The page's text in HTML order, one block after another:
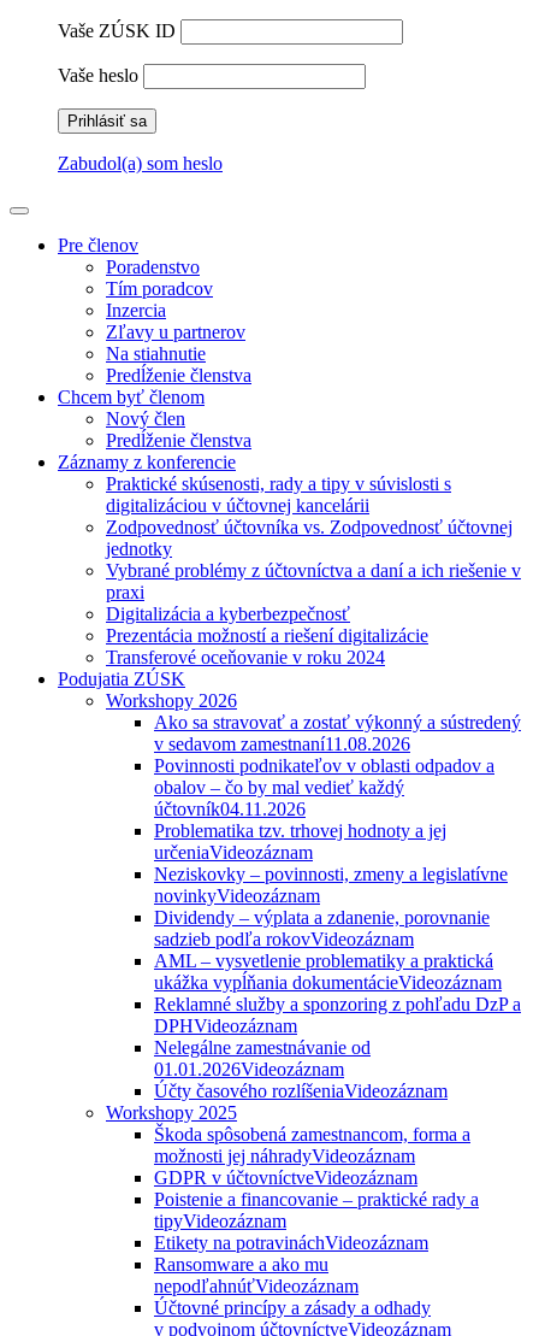
Vaše ZÚSK ID
Vaše heslo
Zabudol(a) som heslo
Pre členov
Poradenstvo
Tím poradcov
Inzercia
Zľavy u partnerov
Na stiahnutie
Predĺženie členstva
Chcem byť členom
Nový člen
Predĺženie členstva
Záznamy z konferencie
Praktické skúsenosti, rady a tipy v súvislosti s
digitalizáciou v účtovnej kancelárii
Zodpovednosť účtovníka vs. Zodpovednosť účtovnej
jednotky
Vybrané problémy z účtovníctva a daní a ich riešenie v
praxi
Digitalizácia a kyberbezpečnosť
Prezentácia možností a riešení digitalizácie
Transferové oceňovanie v roku 2024
Podujatia ZÚSK
Workshopy 2026
Ako sa stravovať a zostať výkonný a sústredený
v sedavom zamestnaní11.08.2026
Povinnosti podnikateľov v oblasti odpadov a
obalov – čo by mal vedieť každý
účtovník04.11.2026
Problematika tzv. trhovej hodnoty a jej
určeniaVideozáznam
Neziskovky – povinnosti, zmeny a legislatívne
novinkyVideozáznam
Dividendy – výplata a zdanenie, porovnanie
sadzieb podľa rokovVideozáznam
AML – vysvetlenie problematiky a praktická
ukážka vypĺňania dokumentácieVideozáznam
Reklamné služby a sponzoring z pohľadu DzP a
DPHVideozáznam
Nelegálne zamestnávanie od
01.01.2026Videozáznam
Účty časového rozlíšeniaVideozáznam
Workshopy 2025
Škoda spôsobená zamestnancom, forma a
možnosti jej náhradyVideozáznam
GDPR v účtovníctveVideozáznam
Poistenie a financovanie – praktické rady a
tipyVideozáznam
Etikety na potravináchVideozáznam
Ransomware a ako mu
nepodľahnúťVideozáznam
Účtovné princípy a zásady a odhady
v podvojnom účtovníctveVideozáznam